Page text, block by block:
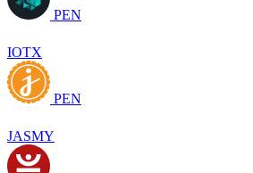
PEN
IOTX
PEN
JASMY